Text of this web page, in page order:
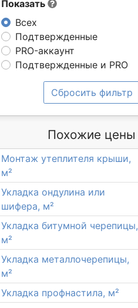
Показать
Всех
Подтвержденные
PRO-аккаунт
Подтвержденные и PRO
Сбросить фильтр
Похожие цены
Монтаж утеплителя крыши,
м²
Укладка ондулина или
шифера, м²
Укладка битумной черепицы,
м²
Укладка металлочерепицы,
м²
Укладка профнастила, м²